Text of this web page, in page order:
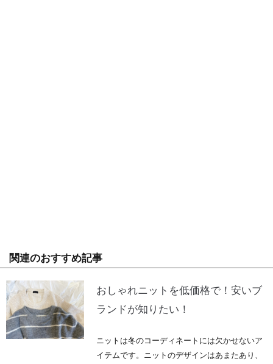
関連のおすすめ記事
おしゃれニットを低価格で！安いブ
ランドが知りたい！
ニットは冬のコーディネートには欠かせないア
イテムです。ニットのデザインはあまたあり、